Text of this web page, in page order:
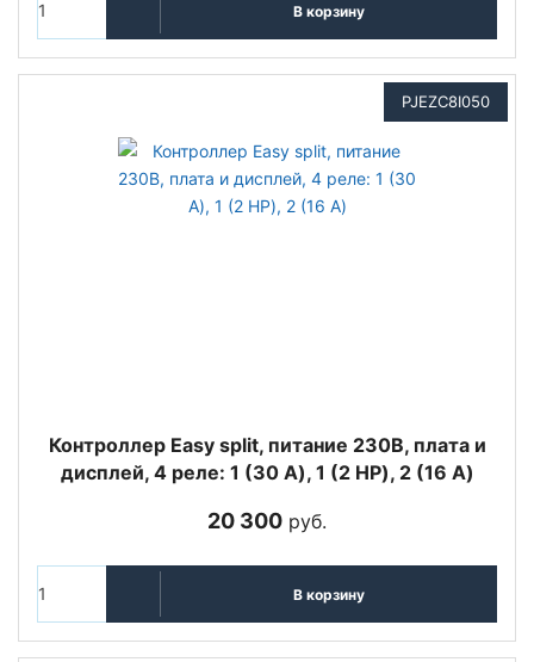
В корзину
PJEZC8I050
Контроллер Easy split, питание 230В, плата и
дисплей, 4 реле: 1 (30 A), 1 (2 HP), 2 (16 A)
20 300 руб.
В корзину